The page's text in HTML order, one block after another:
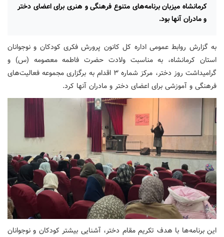
کرمانشاه میزبان برنامه‌های متنوع فرهنگی و هنری برای اعضای دختر
و مادران آنها بود.
به گزارش روابط عمومی اداره کل کانون پرورش فکری کودکان و نوجوانان
استان کرمانشاه، به مناسبت ولادت حضرت فاطمه معصومه (س) و
گرامیداشت روز دختر، مرکز شماره ۳ اقدام به برگزاری مجموعه فعالیت‌های
فرهنگی و آموزشی برای اعضای دختر و مادران آنها کرد.
این برنامه‌ها با هدف تکریم مقام دختر، آشنایی بیشتر کودکان و نوجوانان